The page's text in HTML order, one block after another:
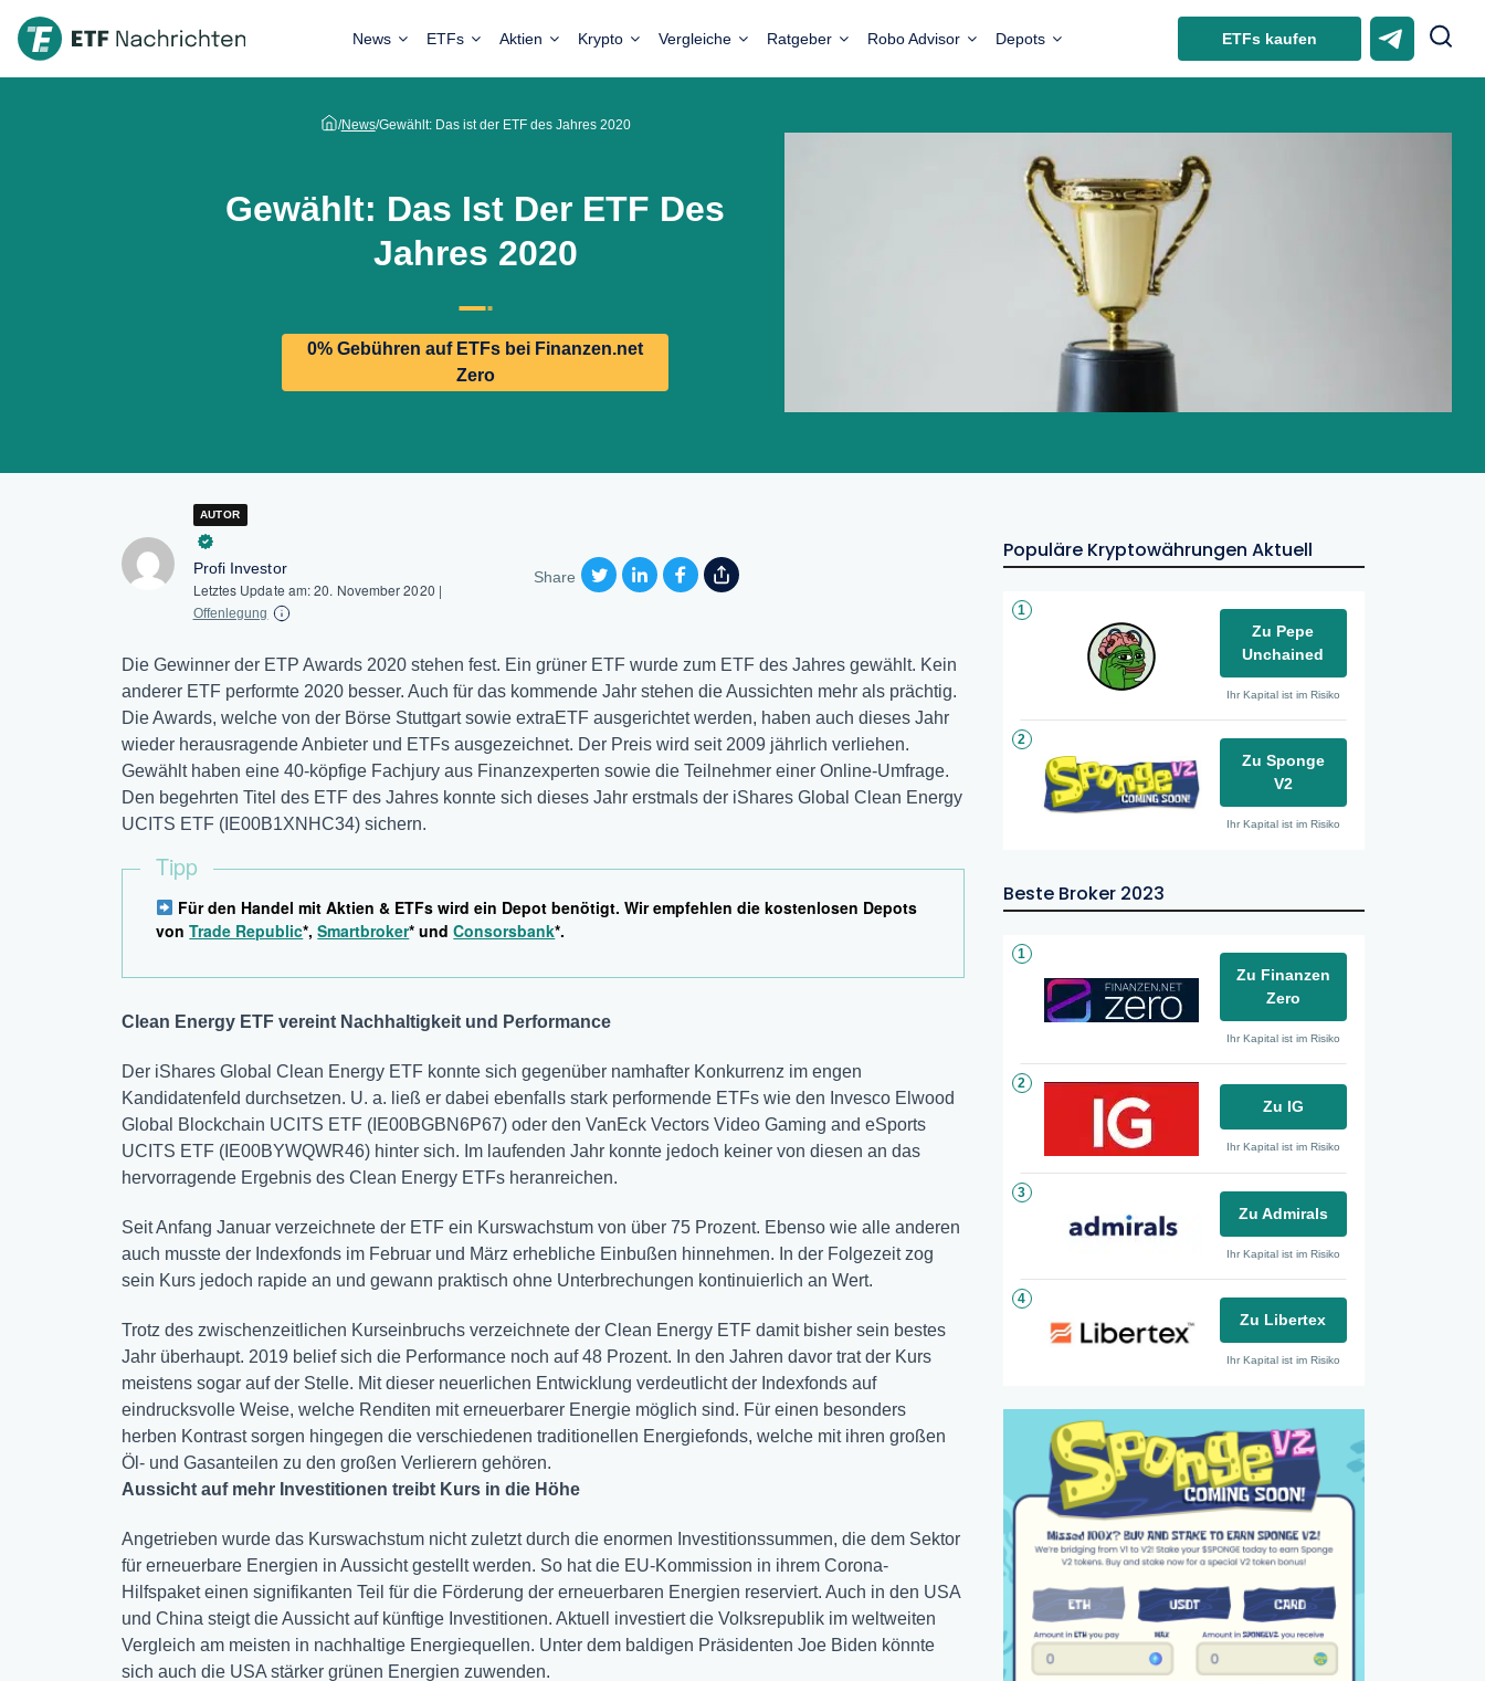
News ETFs Aktien Krypto Vergleiche Ratgeber Robo Advisor Depots ETFs kaufen
/News/Gewählt: Das ist der ETF des Jahres 2020
Gewählt: Das Ist Der ETF Des
Jahres 2020
0% Gebühren auf ETFs bei Finanzen.net
Zero
AUTOR
Profi Investor
Letztes Update am:20. November 2020 |
Offenlegung
Share
Die Gewinner der ETP Awards 2020 stehen fest. Ein grüner ETF wurde zum ETF des Jahres gewählt. Kein
anderer ETF performte 2020 besser. Auch für das kommende Jahr stehen die Aussichten mehr als prächtig.
Die Awards, welche von der Börse Stuttgart sowie extraETF ausgerichtet werden, haben auch dieses Jahr
wieder herausragende Anbieter und ETFs ausgezeichnet. Der Preis wird seit 2009 jährlich verliehen.
Gewählt haben eine 40-köpfige Fachjury aus Finanzexperten sowie die Teilnehmer einer Online-Umfrage.
Den begehrten Titel des ETF des Jahres konnte sich dieses Jahr erstmals der iShares Global Clean Energy
UCITS ETF (IE00B1XNHC34) sichern.
Tipp
Für den Handel mit Aktien & ETFs wird ein Depot benötigt. Wir empfehlen die kostenlosen Depots
vonTrade Republic*,Smartbroker* undConsorsbank*.
Clean Energy ETF vereint Nachhaltigkeit und Performance
Der iShares Global Clean Energy ETF konnte sich gegenüber namhafter Konkurrenz im engen
Kandidatenfeld durchsetzen. U. a. ließ er dabei ebenfalls stark performende ETFs wie den Invesco Elwood
Global Blockchain UCITS ETF (IE00BGBN6P67) oder den VanEck Vectors Video Gaming and eSports
UCITS ETF (IE00BYWQWR46) hinter sich. Im laufenden Jahr konnte jedoch keiner von diesen an das
hervorragende Ergebnis des Clean Energy ETFs heranreichen.
Seit Anfang Januar verzeichnete der ETF ein Kurswachstum von über 75 Prozent. Ebenso wie alle anderen
auch musste der Indexfonds im Februar und März erhebliche Einbußen hinnehmen. In der Folgezeit zog
sein Kurs jedoch rapide an und gewann praktisch ohne Unterbrechungen kontinuierlich an Wert.
Trotz des zwischenzeitlichen Kurseinbruchs verzeichnete der Clean Energy ETF damit bisher sein bestes
Jahr überhaupt. 2019 belief sich die Performance noch auf 48 Prozent. In den Jahren davor trat der Kurs
meistens sogar auf der Stelle. Mit dieser neuerlichen Entwicklung verdeutlicht der Indexfonds auf
eindrucksvolle Weise, welche Renditen mit erneuerbarer Energie möglich sind. Für einen besonders
herben Kontrast sorgen hingegen die verschiedenen traditionellen Energiefonds, welche mit ihren großen
Öl- und Gasanteilen zu den großen Verlierern gehören.
Aussicht auf mehr Investitionen treibt Kurs in die Höhe
Angetrieben wurde das Kurswachstum nicht zuletzt durch die enormen Investitionssummen, die dem Sektor
für erneuerbare Energien in Aussicht gestellt werden. So hat die EU-Kommission in ihrem Corona-
Hilfspaket einen signifikanten Teil für die Förderung der erneuerbaren Energien reserviert. Auch in den USA
und China steigt die Aussicht auf künftige Investitionen. Aktuell investiert die Volksrepublik im weltweiten
Vergleich am meisten in nachhaltige Energiequellen. Unter dem baldigen Präsidenten Joe Biden könnte
sich auch die USA stärker grünen Energien zuwenden.
Populäre Kryptowährungen Aktuell
1
Zu Pepe
Unchained
Ihr Kapital ist im Risiko
2
Zu Sponge
V2
Ihr Kapital ist im Risiko
Beste Broker 2023
1
Zu Finanzen
Zero
Ihr Kapital ist im Risiko
2
Zu IG
Ihr Kapital ist im Risiko
3
Zu Admirals
Ihr Kapital ist im Risiko
4
Zu Libertex
Ihr Kapital ist im Risiko